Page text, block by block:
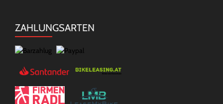
ZAHLUNGSARTEN